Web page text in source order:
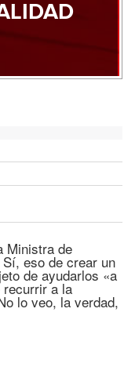
Ministra de
eso de crear un
de ayudarlos «a
a la
lo veo, la verdad,